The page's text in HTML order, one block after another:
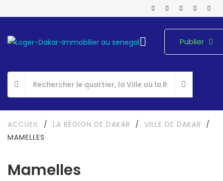
Publier
Mamelles
ACCUEIL / LA RÉGION DE DAKAR / VILLE DE DAKAR
/
MAMELLES